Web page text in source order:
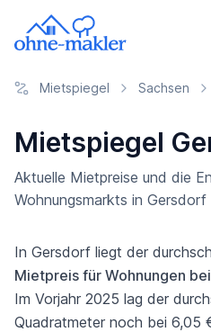
Mietspiegel Sachsen
Mietspiegel
Aktuelle Mietpreise und die
Wohnungsmarkts in Gersdorf
In Gersdorf liegt der
Mietpreis für Wohnungen
Im Vorjahr 2025 lag der
Quadratmeter noch bei 6,05